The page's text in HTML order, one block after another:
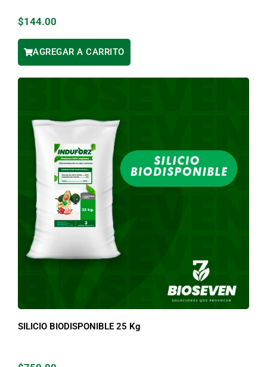
$144.00
AGREGAR A CARRITO
SILICIO BIODISPONIBLE 25 Kg